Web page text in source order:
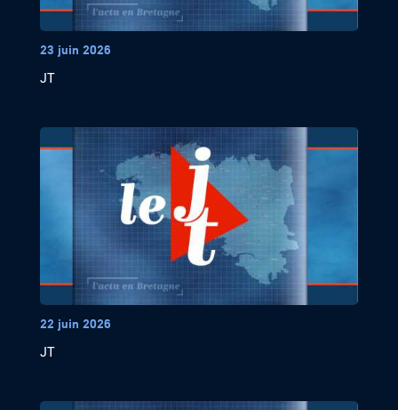
23 juin 2026
JT
22 juin 2026
JT